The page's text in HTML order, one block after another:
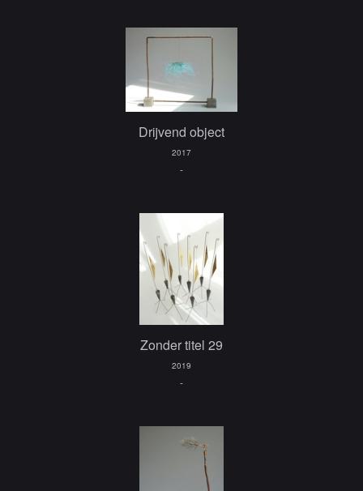
Drijvend object
2017
-
Zonder titel 29
2019
-